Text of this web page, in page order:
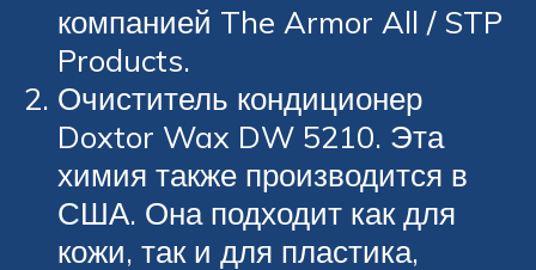
компанией The Armor All / STP
Products.
Очиститель кондиционер
Doxtor Wax DW 5210. Эта
химия также производится в
США. Она подходит как для
кожи, так и для пластика,